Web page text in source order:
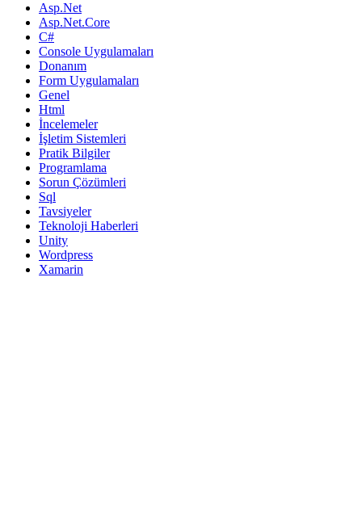
Asp.Net
Asp.Net.Core
C#
Console Uygulamaları
Donanım
Form Uygulamaları
Genel
Html
İncelemeler
İşletim Sistemleri
Pratik Bilgiler
Programlama
Sorun Çözümleri
Sql
Tavsiyeler
Teknoloji Haberleri
Unity
Wordpress
Xamarin